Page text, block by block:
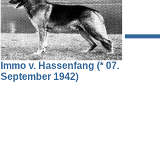
Immo v. Hassenfang (* 07.
September 1942)